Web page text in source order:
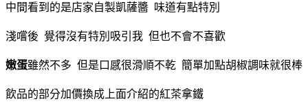
中間看到的是店家自製凱薩醬 味道有點特別
淺嚐後 覺得沒有特別吸引我 但也不會不喜歡
嫩蛋雖然不多 但是口感很滑順不乾 簡單加點胡椒調味就很棒
飲品的部分加價換成上面介紹的紅茶拿鐵